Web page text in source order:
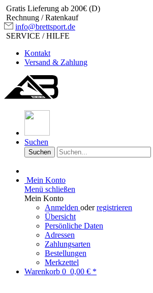
Gratis Lieferung ab 200€ (D)
Rechnung / Ratenkauf
info@brettsport.de
SERVICE / HILFE
Kontakt
Versand & Zahlung
Suchen
Suchen
Mein Konto
Menü schließen
Mein Konto
Anmelden oderregistrieren
Übersicht
Persönliche Daten
Adressen
Zahlungsarten
Bestellungen
Merkzettel
Warenkorb 0 0,00 € *